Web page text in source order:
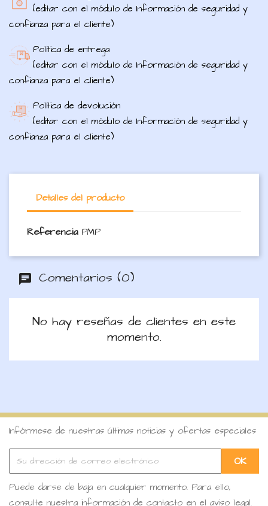
(editar con el módulo de Información de seguridad y
confianza para el cliente)
Política de entrega
(editar con el módulo de Información de seguridad y
confianza para el cliente)
Política de devolución
(editar con el módulo de Información de seguridad y
confianza para el cliente)
Detalles del producto
Referencia PMP
Comentarios (0)
No hay reseñas de clientes en este
momento.
Infórmese de nuestras últimas noticias y ofertas especiales
Puede darse de baja en cualquier momento. Para ello,
consulte nuestra información de contacto en el aviso legal.